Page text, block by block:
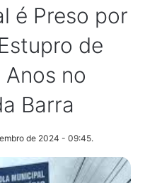
é Preso por
de
Anos no
Barra
de 2024 - 09:45.